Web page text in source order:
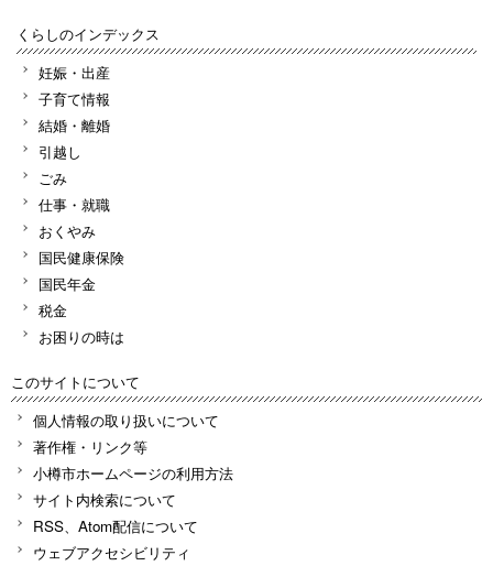
くらしのインデックス
妊娠・出産
子育て情報
結婚・離婚
引越し
ごみ
仕事・就職
おくやみ
国民健康保険
国民年金
税金
お困りの時は
このサイトについて
個人情報の取り扱いについて
著作権・リンク等
小樽市ホームページの利用方法
サイト内検索について
RSS、Atom配信について
ウェブアクセシビリティ